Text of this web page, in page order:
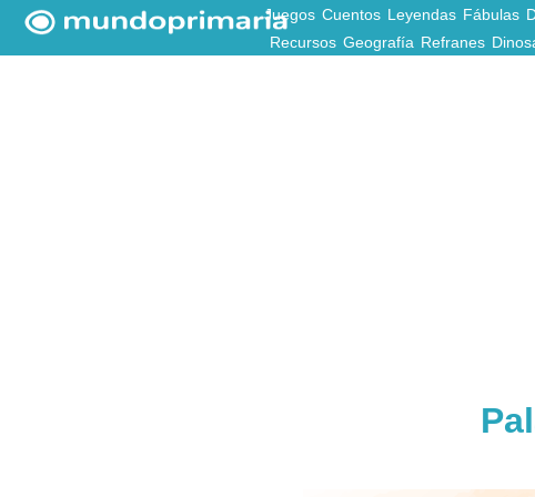
Juegos Cuentos Leyendas Fábulas
Recursos Geografía Refranes